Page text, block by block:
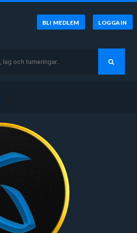
BLI MEDLEM LOGGA IN